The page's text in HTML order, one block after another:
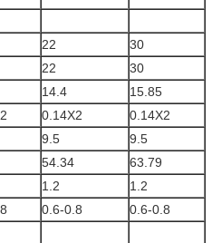
22
30
22
30
14.4
15.85
0.14X2
0.14X2
9.5
9.5
54.34
63.79
1.2
1.2
0.6-0.8 0.6-0.8